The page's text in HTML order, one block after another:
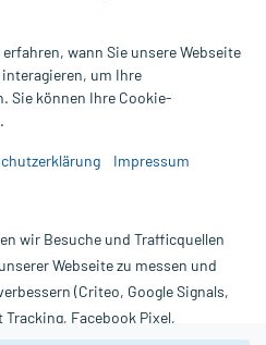
zzgl. Versandkosten
werden ausschließlich für
durch einen Arzt. Bitte
| Diese Webseite benutzt
dazu die wichtigen Hinweise in
Für den Widerruf einer Bestellung
wann Sie unsere Webseite
um Ihre
Sie können Ihre Cookie-
Impressum
wir Besuche und Trafficquellen
Webseite zu messen und
(Criteo, Google Signals,
Facebook Pixel,